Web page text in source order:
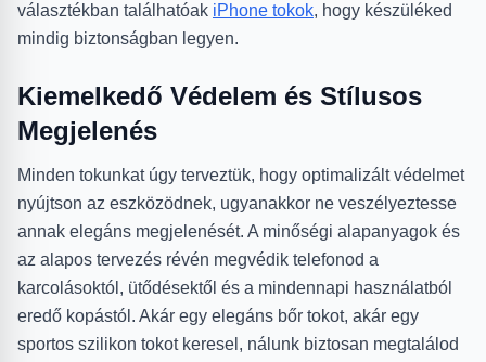
választékban találhatóak iPhone tokok, hogy készüléked
mindig biztonságban legyen.
Kiemelkedő Védelem és Stílusos
Megjelenés
Minden tokunkat úgy terveztük, hogy optimalizált védelmet
nyújtson az eszközödnek, ugyanakkor ne veszélyeztesse
annak elegáns megjelenését. A minőségi alapanyagok és
az alapos tervezés révén megvédik telefonod a
karcolásoktól, ütődésektől és a mindennapi használatból
eredő kopástól. Akár egy elegáns bőr tokot, akár egy
sportos szilikon tokot keresel, nálunk biztosan megtalálod